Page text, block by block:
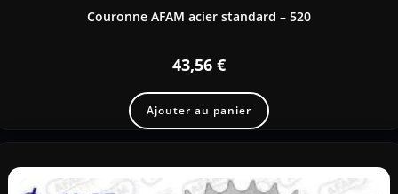
Couronne AFAM acier standard – 520
43,56 €
Ajouter au panier